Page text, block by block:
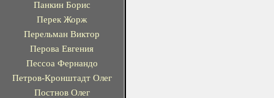
Панкин Борис
Перек Жорж
Перельман Виктор
Перова Евгения
Пессоа Фернандо
Петров-Кронштадт Олег
Постнов Олег